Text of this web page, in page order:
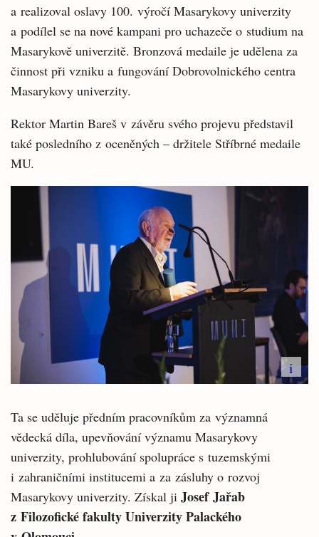
a realizoval oslavy 100. výročí Masarykovy univerzity
a podílel se na nové kampani pro uchazeče o studium na
Masarykově univerzitě. Bronzová medaile je udělena za
činnost při vzniku a fungování Dobrovolnického centra
Masarykovy univerzity.
Rektor Martin Bareš v závěru svého projevu představil
také posledního z oceněných – držitele Stříbrné medaile
MU.
i
Ta se uděluje předním pracovníkům za významná
vědecká díla, upevňování významu Masarykovy
univerzity, prohlubování spolupráce s tuzemskými
i zahraničními institucemi a za zásluhy o rozvoj
Masarykovy univerzity. Získal ji Josef Jařab
z Filozofické fakulty Univerzity Palackého